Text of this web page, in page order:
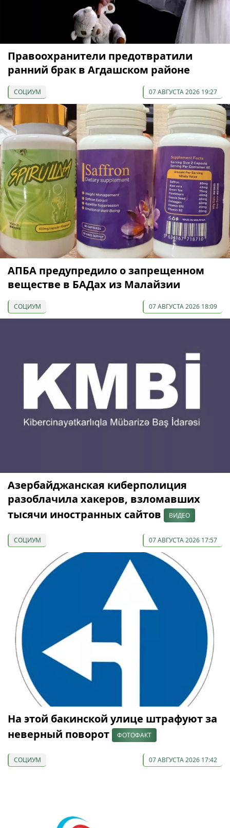
Правоохранители предотвратили
ранний брак в Агдашском районе
СОЦИУМ 07 АВГУСТА 2026 19:27
АПБА предупредило о запрещенном
веществе в БАДах из Малайзии
СОЦИУМ 07 АВГУСТА 2026 18:09
Азербайджанская киберполиция
разоблачила хакеров, взломавших
тысячи иностранных сайтов
ВИДЕО
СОЦИУМ 07 АВГУСТА 2026 17:57
На этой бакинской улице штрафуют за
неверный поворот
ФОТОФАКТ
СОЦИУМ 07 АВГУСТА 2026 17:42